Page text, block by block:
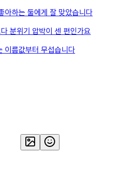
아하는 둘에게 잘 맞았습니다
분위기 압박이 센 편인가요
이름값부터 무섭습니다